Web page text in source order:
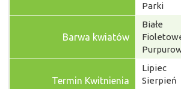
Parki
Barwa kwiatów
Białe
Termin Kwitnienia
Lipiec
Sierpień